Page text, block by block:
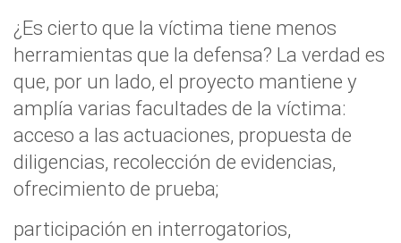
¿Es cierto que la víctima tiene menos
herramientas que la defensa? La verdad es
que, por un lado, el proyecto mantiene y
amplía varias facultades de la víctima:
acceso a las actuaciones, propuesta de
diligencias, recolección de evidencias,
ofrecimiento de prueba;
participación en interrogatorios,